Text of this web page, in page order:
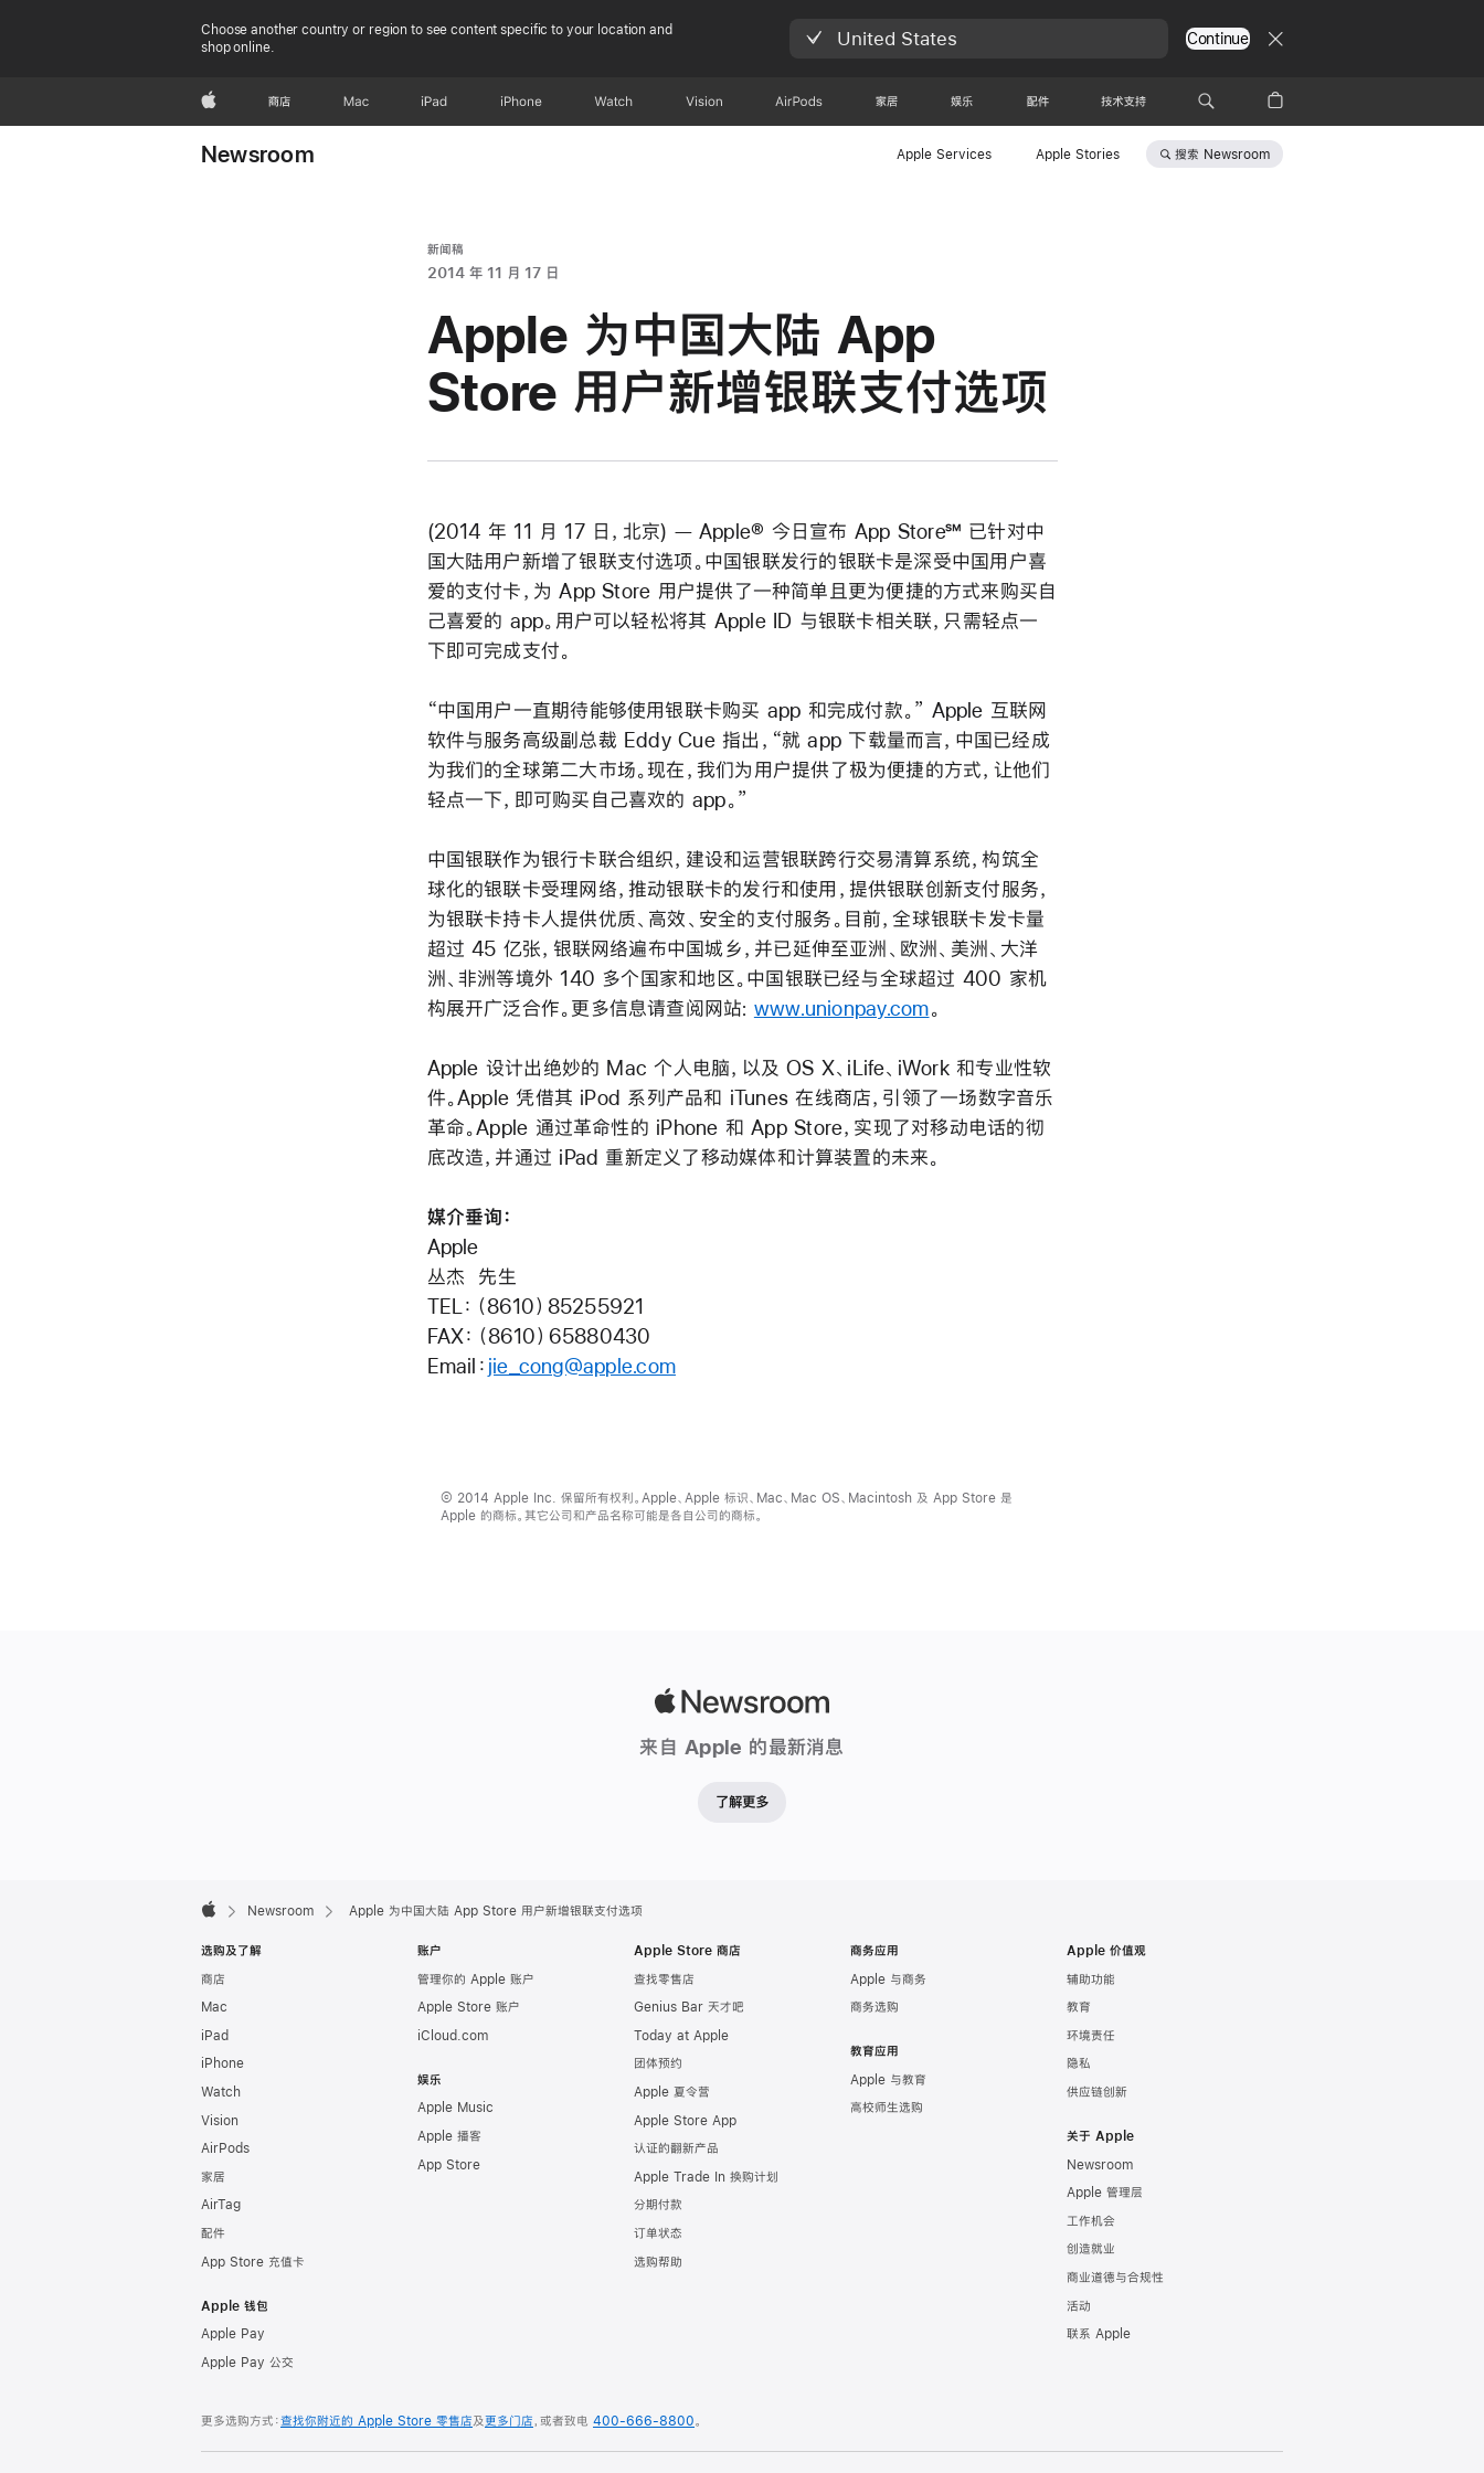
Choose another country or region to see content specific to your location and
shop online.
United States Continue
Apple 商店 Mac iPad iPhone Watch Vision AirPods 家居 娱乐 配件 技术支持
Newsroom Apple Services Apple Stories 搜索 Newsroom
新闻稿
2014 年 11 月 17 日
Apple 为中国大陆 App
Store 用户新增银联支付选项
(2014 年 11 月 17 日，北京) — Apple® 今日宣布 App Store℠ 已针对中
国大陆用户新增了银联支付选项。中国银联发行的银联卡是深受中国用户喜
爱的支付卡，为 App Store 用户提供了一种简单且更为便捷的方式来购买自
己喜爱的 app。用户可以轻松将其 Apple ID 与银联卡相关联，只需轻点一
下即可完成支付。
“中国用户一直期待能够使用银联卡购买 app 和完成付款。” Apple 互联网
软件与服务高级副总裁 Eddy Cue 指出，“就 app 下载量而言，中国已经成
为我们的全球第二大市场。现在，我们为用户提供了极为便捷的方式，让他们
轻点一下，即可购买自己喜欢的 app。”
中国银联作为银行卡联合组织，建设和运营银联跨行交易清算系统，构筑全
球化的银联卡受理网络，推动银联卡的发行和使用，提供银联创新支付服务，
为银联卡持卡人提供优质、高效、安全的支付服务。目前，全球银联卡发卡量
超过 45 亿张，银联网络遍布中国城乡，并已延伸至亚洲、欧洲、美洲、大洋
洲、非洲等境外 140 多个国家和地区。中国银联已经与全球超过 400 家机
构展开广泛合作。更多信息请查阅网站: www.unionpay.com。
Apple 设计出绝妙的 Mac 个人电脑，以及 OS X、iLife、iWork 和专业性软
件。Apple 凭借其 iPod 系列产品和 iTunes 在线商店，引领了一场数字音乐
革命。Apple 通过革命性的 iPhone 和 App Store，实现了对移动电话的彻
底改造，并通过 iPad 重新定义了移动媒体和计算装置的未来。
媒介垂询：
Apple
丛杰 先生
TEL：（8610）85255921
FAX：（8610）65880430
Email： jie_cong@apple.com
© 2014 Apple Inc. 保留所有权利。Apple、Apple 标识、Mac、Mac OS、Macintosh 及 App Store 是
Apple 的商标。其它公司和产品名称可能是各自公司的商标。
来自 Apple 的最新消息
了解更多
Footer

Newsroom Apple 为中国大陆 App Store 用户新增银联支付选项
选购及了解
商店
Mac
iPad
iPhone
Watch
Vision
AirPods
家居
AirTag
配件
App Store 充值卡
Apple 钱包
Apple Pay
Apple Pay 公交
账户
管理你的 Apple 账户
Apple Store 账户
iCloud.com
娱乐
Apple Music
Apple 播客
App Store
Apple Store 商店
查找零售店
Genius Bar 天才吧
Today at Apple
团体预约
Apple 夏令营
Apple Store App
认证的翻新产品
Apple Trade In 换购计划
分期付款
订单状态
选购帮助
商务应用
Apple 与商务
商务选购
教育应用
Apple 与教育
高校师生选购
Apple 价值观
辅助功能
教育
环境责任
隐私
供应链创新
关于 Apple
Newsroom
Apple 管理层
工作机会
创造就业
商业道德与合规性
活动
联系 Apple
更多选购方式：查找你附近的 Apple Store 零售店及更多门店， 或者致电 400-666-8800。